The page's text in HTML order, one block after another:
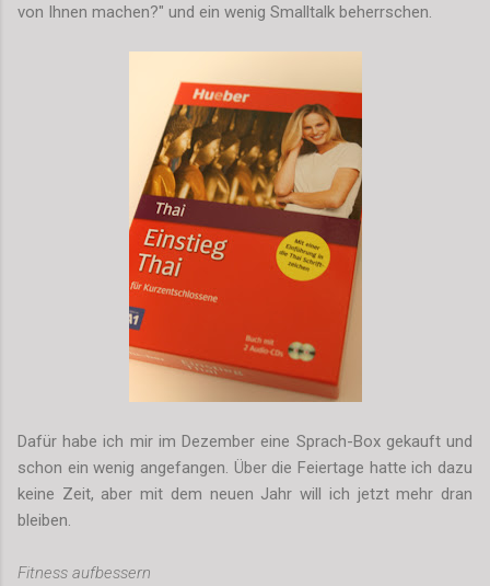
von Ihnen machen?" und ein wenig Smalltalk beherrschen.
Dafür habe ich mir im Dezember eine Sprach-Box gekauft und
schon ein wenig angefangen. Über die Feiertage hatte ich dazu
keine Zeit, aber mit dem neuen Jahr will ich jetzt mehr dran
bleiben.
Fitness aufbessern